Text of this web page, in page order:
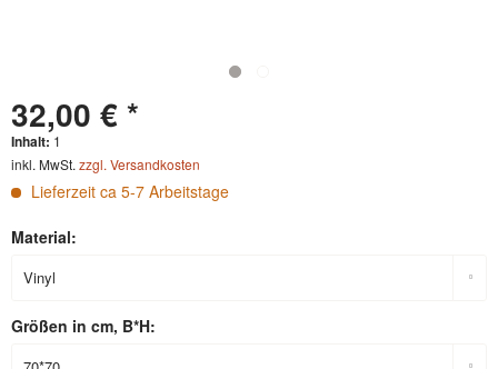
32,00 € *
Inhalt: 1
inkl. MwSt. zzgl. Versandkosten
Lieferzeit ca 5-7 Arbeitstage
Material:
Größen in cm, B*H: